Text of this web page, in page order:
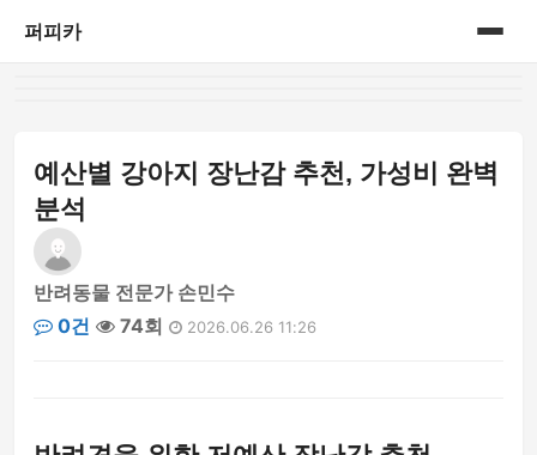
퍼피카
예산별 강아지 장난감 추천, 가성비 완벽
분석
반려동물 전문가 손민수
0건
74회 2026.06.26 11:26